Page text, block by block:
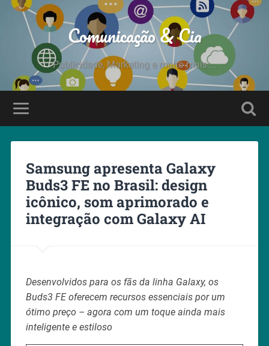
Comunicação & Cia
Publicidade, Marketing e muito mais....
Samsung apresenta Galaxy
Buds3 FE no Brasil: design
icônico, som aprimorado e
integração com Galaxy AI
Desenvolvidos para os fãs da linha Galaxy, os
Buds3 FE oferecem recursos essenciais por um
ótimo preço – agora com um toque ainda mais
inteligente e estiloso